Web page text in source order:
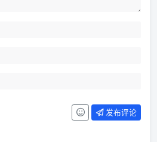
发布评论